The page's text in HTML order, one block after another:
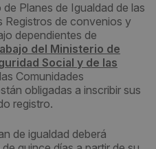
Planes de Igualdad de las
Registros de convenios y
dependientes de
del Ministerio de
Social y de las
Comunidades
obligadas a inscribir sus
registro.
de igualdad deberá